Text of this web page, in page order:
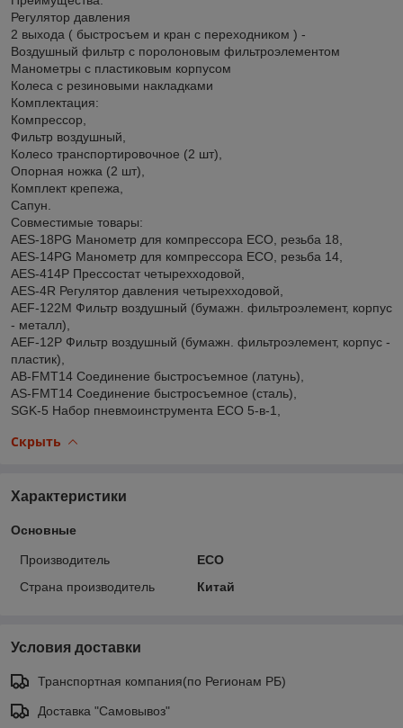
Регулятор давления
2 выхода ( быстросъем и кран с переходником ) -
Воздушный фильтр с поролоновым фильтроэлементом
Манометры с пластиковым корпусом
Колеса с резиновыми накладками
Комплектация:
Компрессор,
Фильтр воздушный,
Колесо транспортировочное (2 шт),
Опорная ножка (2 шт),
Комплект крепежа,
Сапун.
Совместимые товары:
AES-18PG Манометр для компрессора ECO, резьба 18,
AES-14PG Манометр для компрессора ECO, резьба 14,
AES-414P Прессостат четырехходовой,
AES-4R Регулятор давления четырехходовой,
AEF-122M Фильтр воздушный (бумажн. фильтроэлемент, корпус
- металл),
AEF-12P Фильтр воздушный (бумажн. фильтроэлемент, корпус -
пластик),
AB-FMT14 Соединение быстросъемное (латунь),
AS-FMT14 Соединение быстросъемное (сталь),
SGK-5 Набор пневмоинструмента ECO 5-в-1,
Скрыть
Характеристики
Основные
Производитель
ECO
Страна производитель
Китай
Условия доставки
Транспортная компания(по Регионам РБ)
Доставка "Самовывоз"